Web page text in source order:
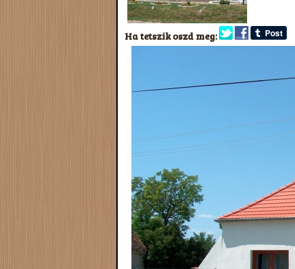
Ha tetszik oszd meg: